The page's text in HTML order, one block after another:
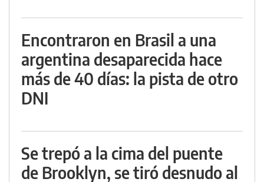
Encontraron en Brasil a una
argentina desaparecida hace
más de 40 días: la pista de otro
DNI
Se trepó a la cima del puente
de Brooklyn, se tiró desnudo al